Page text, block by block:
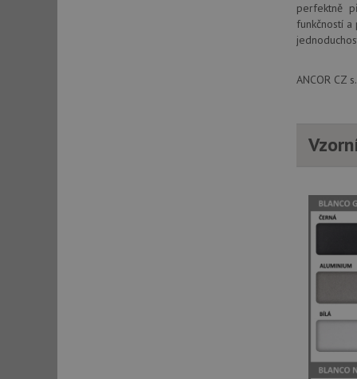
perfektně
funkčností
ANCOR CZ
test_cookie
VISITOR_INFO1_LIVE